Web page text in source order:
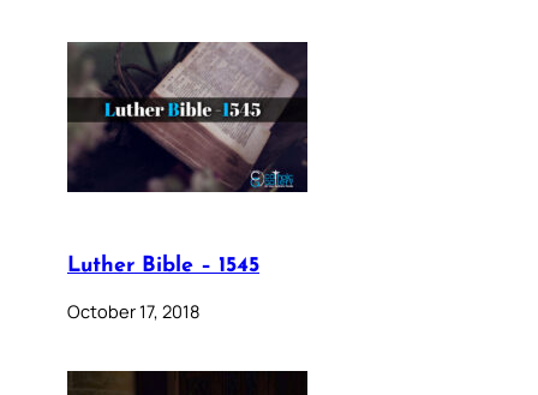
Luther Bible – 1545
October 17, 2018